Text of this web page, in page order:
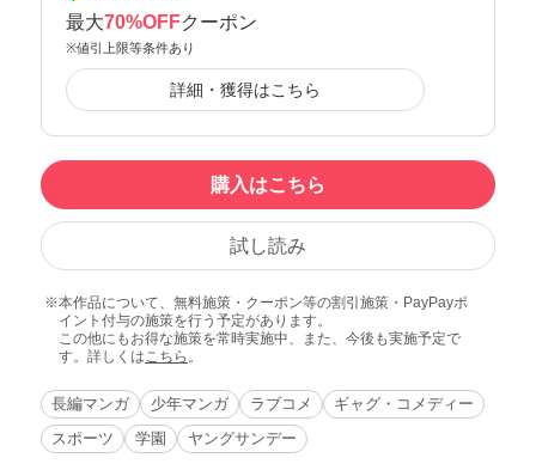
最大70%OFFクーポン
※値引上限等条件あり
詳細・獲得はこちら
購入はこちら
試し読み
本作品について、無料施策・クーポン等の割引施策・PayPayポ
イント付与の施策を行う予定があります。
この他にもお得な施策を常時実施中、また、今後も実施予定で
す。詳しくはこちら 。
長編マンガ 少年マンガ ラブコメ
ギャグ・コメディー
スポーツ
学園 ヤングサンデー